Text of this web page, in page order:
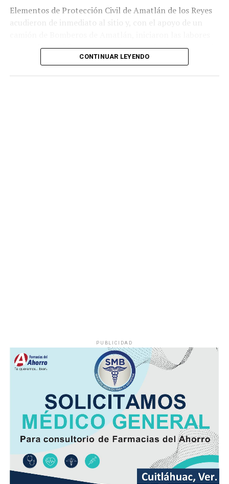
Elementos de Protección Civil de Amatlán de los Reyes
acudieron de inmediato al sitio y, con el apoyo de un
para sofocar el fuego, logrando controlar la emergencia
tras varios minutos de trabajo.
CONTINUAR LEYENDO
PUBLICIDAD